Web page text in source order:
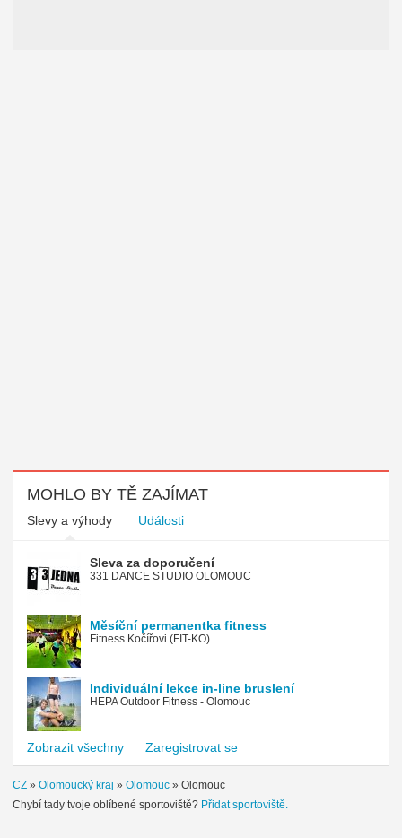
MOHLO BY TĚ ZAJÍMAT
Slevy a výhody Události
Sleva za doporučení
331 DANCE STUDIO OLOMOUC
Měsíční permanentka fitness
Fitness Kočířovi (FIT-KO)
Individuální lekce in-line bruslení
HEPA Outdoor Fitness - Olomouc
Zobrazit všechny Zaregistrovat se
CZ » Olomoucký kraj » Olomouc » Olomouc
Chybí tady tvoje oblíbené sportoviště? Přidat sportoviště.